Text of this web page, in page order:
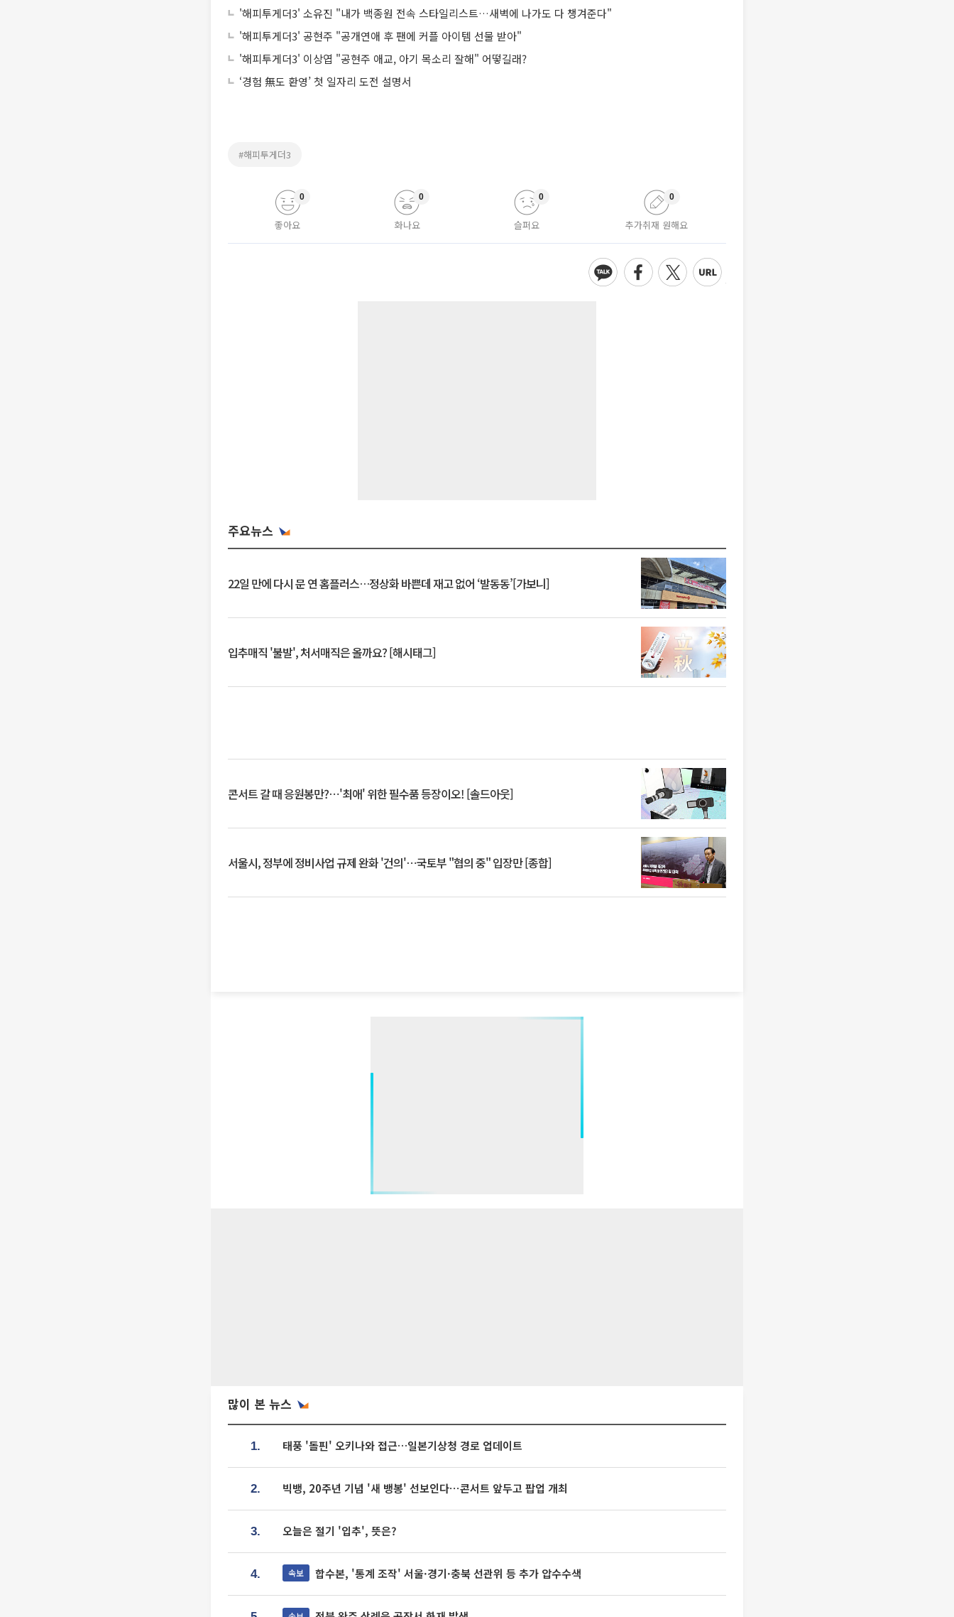
'해피투게더3' 소유진 "내가 백종원 전속 스타일리스트…새벽에 나가도 다 챙겨준다"
'해피투게더3' 공현주 "공개연애 후 팬에 커플 아이템 선물 받아"
'해피투게더3' 이상엽 "공현주 애교, 아기 목소리 잘해" 어떻길래?
‘경험 無도 환영’ 첫 일자리 도전 설명서
#해피투게더3
좋아요
0
화나요
0
슬퍼요
0
추가취재 원해요
0
주요뉴스
22일 만에 다시 문 연 홈플러스…정상화 바쁜데 재고 없어 ‘발동동’[가보니]
입추매직 '불발', 처서매직은 올까요? [해시태그]
콘서트 갈 때 응원봉만?⋯'최애' 위한 필수품 등장이오! [솔드아웃]
서울시, 정부에 정비사업 규제 완화 '건의'⋯국토부 "협의 중" 입장만 [종합]
많이 본 뉴스
1. 태풍 '돌핀' 오키나와 접근…일본기상청 경로 업데이트
2. 빅뱅, 20주년 기념 '새 뱅봉' 선보인다⋯콘서트 앞두고 팝업 개최
3. 오늘은 절기 '입추', 뜻은?
4. 속보 합수본, '통계 조작' 서울·경기·충북 선관위 등 추가 압수수색